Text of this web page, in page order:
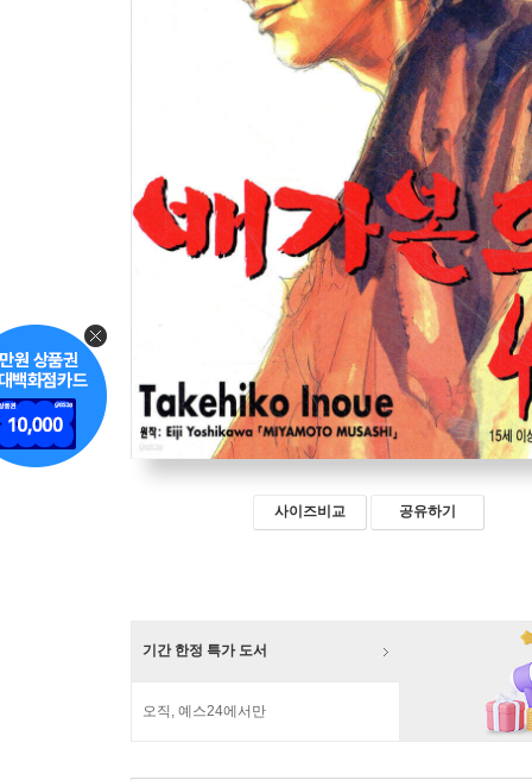
사이즈비교 공유하기
기간 한정 특가 도서
오직, 예스24에서만